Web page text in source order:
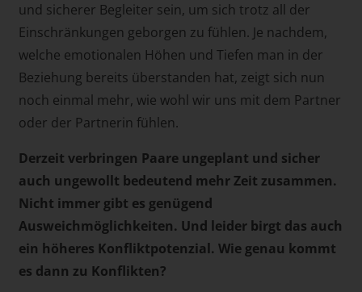
und sicherer Begleiter sein, um sich trotz all der
Einschränkungen geborgen zu fühlen. Je nachdem,
welche emotionalen Höhen und Tiefen man in der
Beziehung bereits überstanden hat, zeigt sich nun
noch einmal mehr, wie wohl wir uns mit dem Partner
oder der Partnerin fühlen.
Derzeit verbringen Paare ungeplant und sicher
auch ungewollt bedeutend mehr Zeit zusammen.
Nicht immer gibt es genügend
Ausweichmöglichkeiten. Und leider birgt das auch
ein höheres Konfliktpotenzial. Wie genau kommt
es dann zu Konflikten?